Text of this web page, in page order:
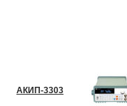
АКИП-3303